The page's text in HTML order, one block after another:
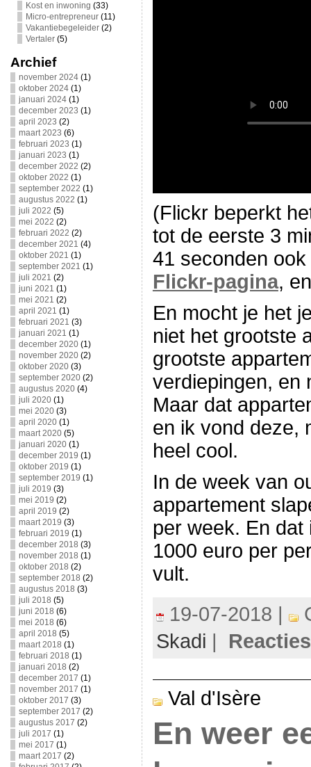
Kost en inwoning (33)
Micro-entrepreneur(11)
Vakantiebegeleider(2)
Vertaler(5)
Archief
november 2024(1)
oktober 2024(1)
januari 2024(1)
december 2023 (1)
april 2023 (2)
maart 2023 (6)
februari 2023 (1)
januari 2023 (1)
december 2022 (2)
oktober 2022 (1)
september 2022 (1)
augustus 2022 (1)
juli 2022 (5)
mei 2022 (2)
februari 2022 (2)
december 2021 (4)
oktober 2021 (1)
september 2021 (1)
juli 2021 (2)
juni 2021 (1)
mei 2021 (2)
april 2021 (1)
februari 2021 (3)
januari 2021 (1)
december 2020(1)
november 2020(2)
oktober 2020(3)
september 2020(2)
augustus 2020(4)
juli 2020(1)
mei 2020(3)
april 2020(1)
maart 2020(5)
januari 2020(1)
december 2019 (1)
oktober 2019 (1)
september 2019 (1)
juli 2019 (3)
mei 2019 (2)
april 2019 (2)
maart 2019 (3)
februari 2019 (1)
december 2018 (3)
november 2018 (1)
oktober 2018 (2)
september 2018 (2)
augustus 2018 (3)
juli 2018 (5)
juni 2018 (6)
mei 2018 (6)
april 2018 (5)
maart 2018 (1)
februari 2018 (1)
januari 2018 (2)
december 2017 (1)
november 2017 (1)
oktober 2017 (3)
september 2017 (2)
augustus 2017 (2)
juli 2017 (1)
mei 2017 (1)
maart 2017 (2)
(Flickr beperkt
tot de eerste 3
41 seconden
Flickr-pagina,
En mocht je het
niet het grootste
grootste
verdiepingen, en
Maar dat
en ik vond deze,
heel cool.
In de week van
appartement
per week. En dat
1000 euro per
vult.
19-07-2018 |
Skadi |
Val d'Isère
En weer